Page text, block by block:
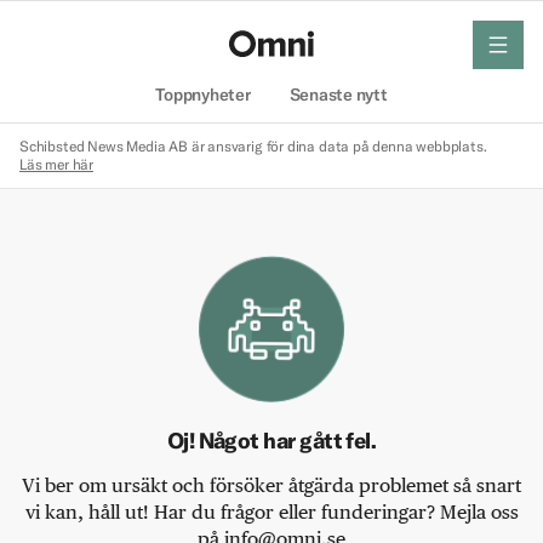
Toppnyheter Senaste nytt
meny
Schibsted News Media AB är ansvarig för dina data på denna webbplats.
Läs mer här
Oj! Något har gått fel.
Vi ber om ursäkt och försöker åtgärda problemet så snart
vi kan, håll ut! Har du frågor eller funderingar? Mejla oss